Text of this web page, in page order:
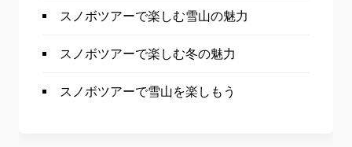
スノボツアーで楽しむ雪山の魅力
スノボツアーで楽しむ冬の魅力
スノボツアーで雪山を楽しもう